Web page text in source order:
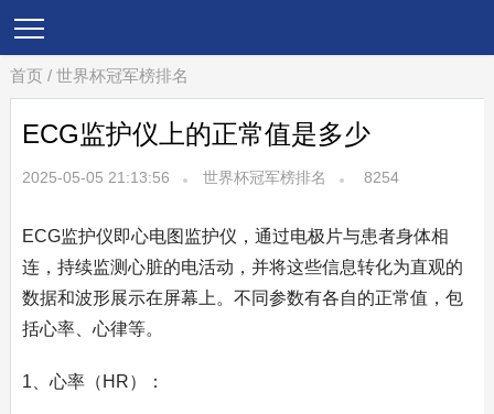
首页 / 世界杯冠军榜排名
ECG监护仪上的正常值是多少
2025-05-05 21:13:56 世界杯冠军榜排名 8254
ECG监护仪即心电图监护仪，通过电极片与患者身体相
连，持续监测心脏的电活动，并将这些信息转化为直观的
数据和波形展示在屏幕上。不同参数有各自的正常值，包
括心率、心律等。
1、心率（HR）：